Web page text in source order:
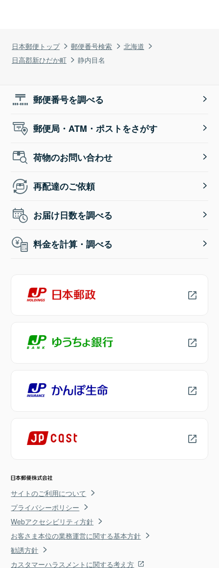
日本郵便トップ 郵便番号検索
北海道
日高郡新ひだか町
静内目名
郵便番号を調べる
郵便局・ATM・ポストをさがす
荷物のお問い合わせ
再配達のご依頼
お届け日数を調べる
料金を計算・調べる
サイトのご利用について
プライバシーポリシー
Webアクセシビリティ方針
お客さま本位の業務運営に関する基本方針
勧誘方針
カスタマーハラスメントに関する考え方